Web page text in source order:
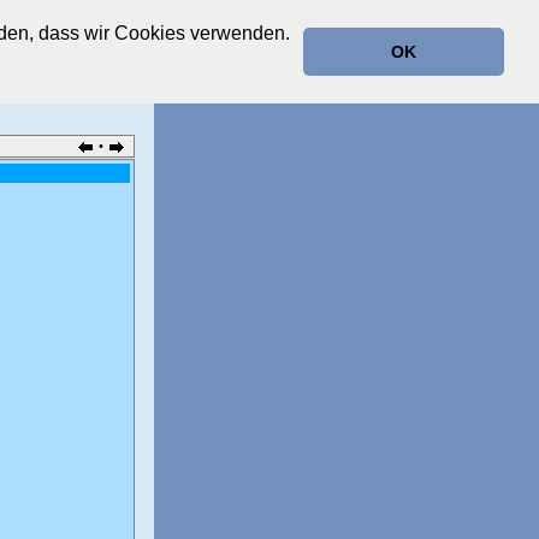
dass wir Cookies verwenden.
OK
•